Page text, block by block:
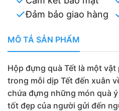
Đảm bảo giao hàng
MÔ TẢ SẢN PHẨM
Hộp đựng quà Tết là một
trong mỗi dịp Tết đến xuân
chứa đựng những món quà
tốt đẹp của người gửi đến